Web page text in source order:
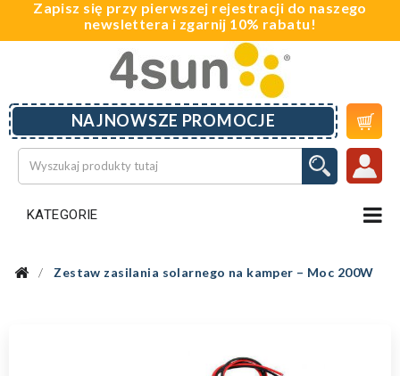
Zapisz się przy pierwszej rejestracji do naszego
newslettera i zgarnij 10% rabatu!
KATEGORIE
NAJNOWSZE PROMOCJE 
Zestaw zasilania solarnego na kamper – Moc 200W